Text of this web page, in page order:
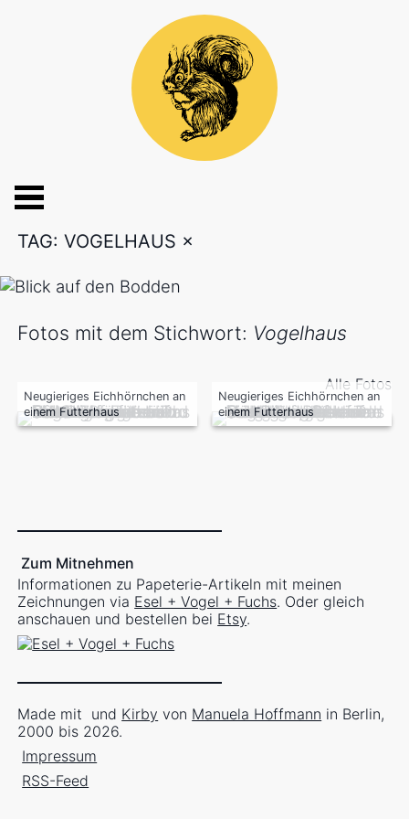
TAG: VOGELHAUS ×
Fotos mit dem Stichwort: Vogelhaus
Alle Fotos
Neugieriges Eichhörnchen an
einem Futterhaus
Neugieriges Eichhörnchen an
einem Futterhaus
Zum Mitnehmen
Informationen zu Papeterie-Artikeln mit meinen
Zeichnungen via Esel + Vogel + Fuchs. Oder gleich
anschauen und bestellen bei Etsy.
Made mit und Kirby von Manuela Hoffmann in Berlin,
2000 bis 2026.
Impressum
RSS-Feed